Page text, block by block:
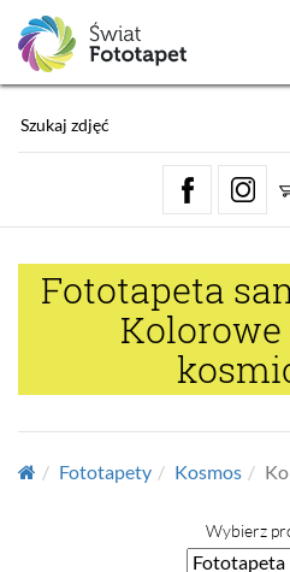
Fototapeta
Fototapety Kosmos
Wybierz